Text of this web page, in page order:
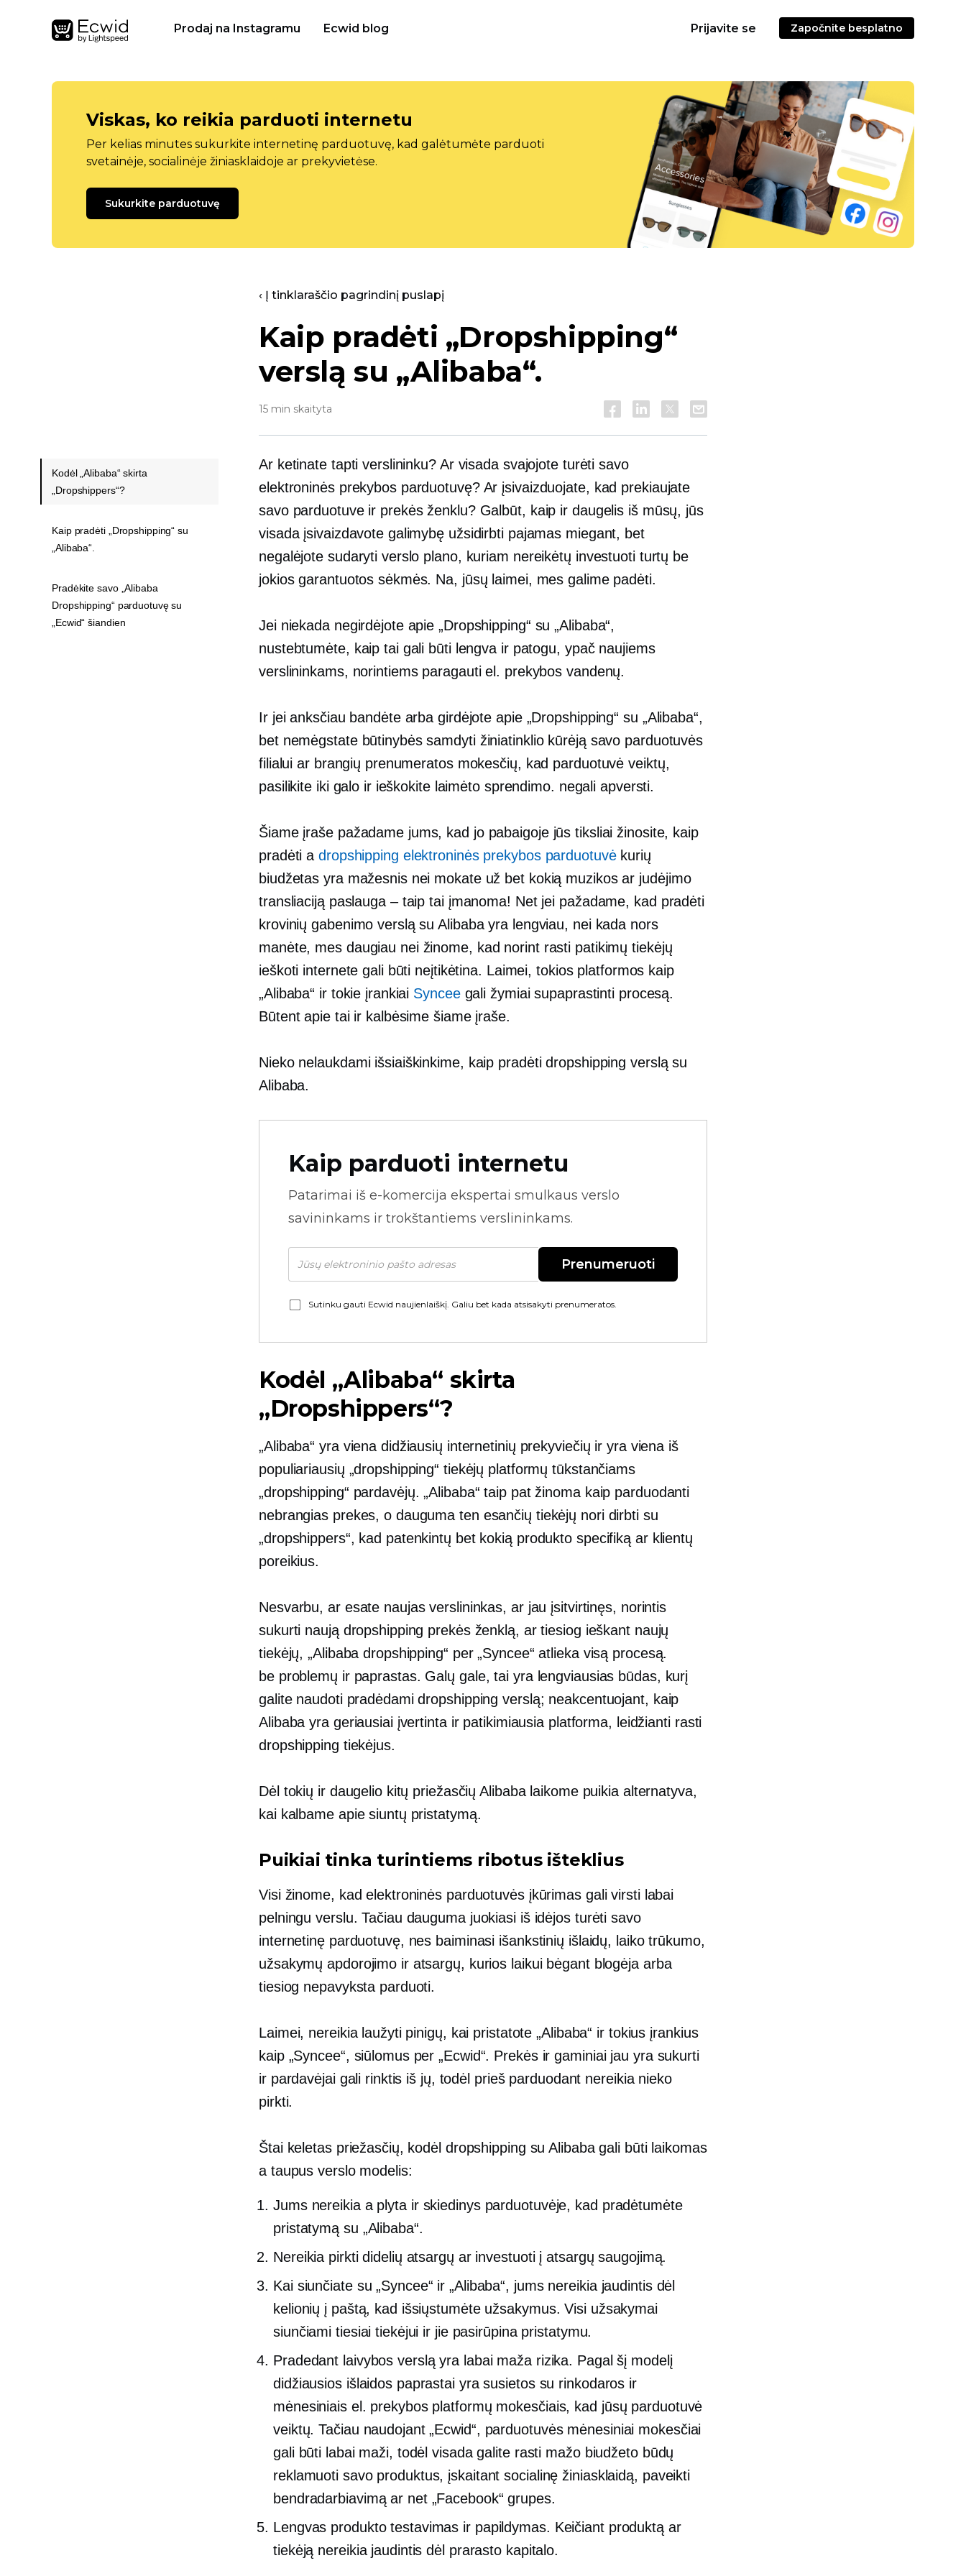
Prodaj na Instagramu Ecwid blog Prijavite se Započnite besplatno
Viskas, ko reikia parduoti internetu
Per kelias minutes sukurkite internetinę parduotuvę, kad galėtumėte parduoti
svetainėje, socialinėje žiniasklaidoje ar prekyvietėse.
Sukurkite parduotuvę
‹ Į tinklaraščio pagrindinį puslapį
Kaip pradėti „Dropshipping“
verslą su „Alibaba“.
15 min skaityta
Ar ketinate tapti verslininku? Ar visada svajojote turėti savo
elektroninės prekybos parduotuvę? Ar įsivaizduojate, kad prekiaujate
savo parduotuve ir prekės ženklu? Galbūt, kaip ir daugelis iš mūsų, jūs
visada įsivaizdavote galimybę užsidirbti pajamas miegant, bet
negalėjote sudaryti verslo plano, kuriam nereikėtų investuoti turtų be
jokios garantuotos sėkmės. Na, jūsų laimei, mes galime padėti.
Jei niekada negirdėjote apie „Dropshipping“ su „Alibaba“,
nustebtumėte, kaip tai gali būti lengva ir patogu, ypač naujiems
verslininkams, norintiems paragauti el. prekybos vandenų.
Ir jei anksčiau bandėte arba girdėjote apie „Dropshipping“ su „Alibaba“,
bet nemėgstate būtinybės samdyti žiniatinklio kūrėją savo parduotuvės
filialui ar brangių prenumeratos mokesčių, kad parduotuvė veiktų,
pasilikite iki galo ir ieškokite laimėto sprendimo. negali apversti.
Šiame įraše pažadame jums, kad jo pabaigoje jūs tiksliai žinosite, kaip
pradėti adropshipping elektroninės prekybos parduotuvėkurių
biudžetas yra mažesnis nei mokate už bet kokią muzikos ar judėjimo
transliaciją paslauga – taip tai įmanoma! Net jei pažadame, kad pradėti
krovinių gabenimo verslą su Alibaba yra lengviau, nei kada nors
manėte, mes daugiau nei žinome, kad norint rasti patikimų tiekėjų
ieškoti internete gali būti neįtikėtina. Laimei, tokios platformos kaip
„Alibaba“ ir tokie įrankiai Synceegali žymiai supaprastinti procesą.
Būtent apie tai ir kalbėsime šiame įraše.
Nieko nelaukdami išsiaiškinkime, kaip pradėti dropshipping verslą su
Alibaba.
Kaip parduoti internetu
Patarimai iš e-komercija ekspertai smulkaus verslo
savininkams ir trokštantiems verslininkams.
Prenumeruoti
Sutinku gauti Ecwid naujienlaiškį. Galiu bet kada atsisakyti prenumeratos.
Kodėl „Alibaba“ skirta
„Dropshippers“?
„Alibaba“ yra viena didžiausių internetinių prekyviečių ir yra viena iš
populiariausių „dropshipping“ tiekėjų platformų tūkstančiams
„dropshipping“ pardavėjų. „Alibaba“ taip pat žinoma kaip parduodanti
nebrangias prekes, o dauguma ten esančių tiekėjų nori dirbti su
„dropshippers“, kad patenkintų bet kokią produkto specifiką ar klientų
poreikius.
Nesvarbu, ar esate naujas verslininkas, ar jau įsitvirtinęs, norintis
sukurti naują dropshipping prekės ženklą, ar tiesiog ieškant naujų
tiekėjų, „Alibaba dropshipping“ per „Syncee“ atlieka visą procesą.
be problemų ir paprastas. Galų gale, tai yra lengviausias būdas, kurį
galite naudoti pradėdami dropshipping verslą; neakcentuojant, kaip
Alibaba yra geriausiai įvertinta ir patikimiausia platforma, leidžianti rasti
dropshipping tiekėjus.
Dėl tokių ir daugelio kitų priežasčių Alibaba laikome puikia alternatyva,
kai kalbame apie siuntų pristatymą.
Puikiai tinka turintiems ribotus išteklius
Visi žinome, kad elektroninės parduotuvės įkūrimas gali virsti labai
pelningu verslu. Tačiau dauguma juokiasi iš idėjos turėti savo
internetinę parduotuvę, nes baiminasi išankstinių išlaidų, laiko trūkumo,
užsakymų apdorojimo ir atsargų, kurios laikui bėgant blogėja arba
tiesiog nepavyksta parduoti.
Laimei, nereikia laužyti pinigų, kai pristatote „Alibaba“ ir tokius įrankius
kaip „Syncee“, siūlomus per „Ecwid“. Prekės ir gaminiai jau yra sukurti
ir pardavėjai gali rinktis iš jų, todėl prieš parduodant nereikia nieko
pirkti.
Štai keletas priežasčių, kodėl dropshipping su Alibaba gali būti laikomas
a taupus verslo modelis:
Jums nereikia a plyta ir skiedinysparduotuvėje, kad pradėtumėte
pristatymą su „Alibaba“.
Nereikia pirkti didelių atsargų ar investuoti į atsargų saugojimą.
Kai siunčiate su „Syncee“ ir „Alibaba“, jums nereikia jaudintis dėl
kelionių į paštą, kad išsiųstumėte užsakymus. Visi užsakymai
siunčiami tiesiai tiekėjui ir jie pasirūpina pristatymu.
Pradedant laivybos verslą yra labai maža rizika. Pagal šį modelį
didžiausios išlaidos paprastai yra susietos su rinkodaros ir
mėnesiniais el. prekybos platformų mokesčiais, kad jūsų parduotuvė
veiktų. Tačiau naudojant „Ecwid“, parduotuvės mėnesiniai mokesčiai
gali būti labai maži, todėl visada galite rasti mažo biudžeto būdų
reklamuoti savo produktus, įskaitant socialinę žiniasklaidą, paveikti
bendradarbiavimą ar net „Facebook“ grupes.
Lengvas produkto testavimas ir papildymas. Keičiant produktą ar
tiekėją nereikia jaudintis dėl prarasto kapitalo.
Kodėl „Alibaba“ skirta
„Dropshippers“?
Kaip pradėti „Dropshipping“ su
„Alibaba“.
Pradėkite savo „Alibaba
Dropshipping“ parduotuvę su
„Ecwid“ šiandien